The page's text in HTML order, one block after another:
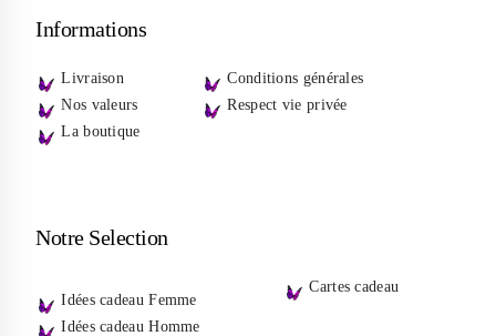
Informations
Livraison
Nos valeurs
La boutique
Conditions générales
Respect vie privée
Notre Selection
Idées cadeau Femme
Idées cadeau Homme
Cartes cadeau